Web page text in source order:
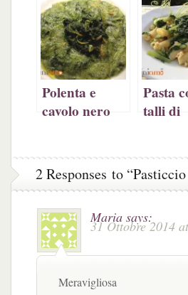
una
nuova
finestra)
nuova
finestra)
una
nuova
finestra)
Polenta e
cavolo nero
Pasta
talli di
2 Responses to
Maria says:
31 Ottobre 2014
Meravigliosa